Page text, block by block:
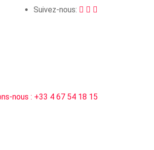
Suivez-nous:
nous : +33 4 67 54 18 15